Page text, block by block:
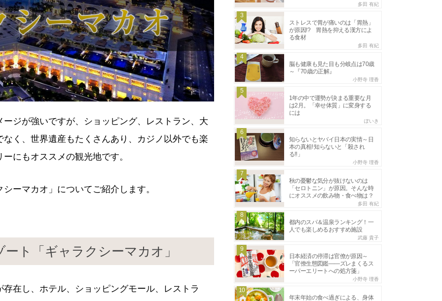
ジが強いですが、ショッピング、レストラン、大
く、世界遺産もたくさんあり、カジノ以外でも楽
にもオススメの観光地です。
ーマカオ」についてご紹介します。
ト「ギャラクシーマカオ」
在し、ホテル、ショッピングモール、レストラ
多田 有紀
3
ストレスで胃が痛いのは「胃熱」
が原因!? 胃熱を抑える漢方によ
る食材
多田 有紀
4
脳も健康も見た目も分岐点は70歳
～『70歳の正解』
小野寺 理香
5
1年の中で運勢が決まる重要な月
は2月。「幸せ体質」に変身する
には
ぽいき
6
知らないとヤバイ日本の実情～日
本の真相! 知らないと「殺され
る‼」
小野寺 理香
7
秋の憂鬱な気分が抜けないのは
「セロトニン」が原因。そんな時
にオススメの飲み物・食べ物は？
多田 有紀
8
都内のスパ＆温泉ランキング！一
人でも楽しめるおすすめ施設
武藤 貴子
9
日本経済の停滞は官僚が原因～
「官僚生態図鑑――ズレまくるス
ーパーエリートへの処方箋」
小野寺 理香
10
年末年始の食べ過ぎによる、身体